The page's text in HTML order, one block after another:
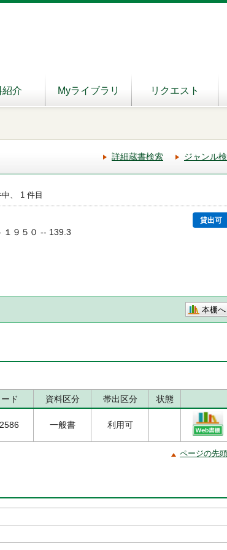
紹介 Myライブラリ リクエスト
詳細蔵書検索 ジャンル
中、 1 件目
貸出可
１９５０ -- 139.3
本棚へ
ド 資料区分 帯出区分 状態
一般書 利用可
ページの先